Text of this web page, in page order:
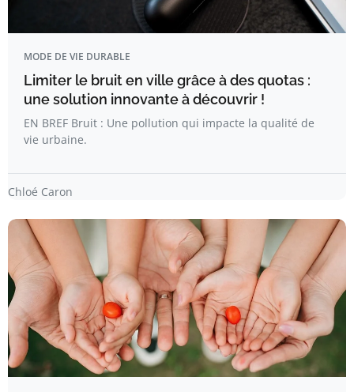
MODE DE VIE DURABLE
Limiter le bruit en ville grâce à des quotas :
une solution innovante à découvrir !
EN BREF Bruit : Une pollution qui impacte la qualité de
vie urbaine.
Chloé Caron